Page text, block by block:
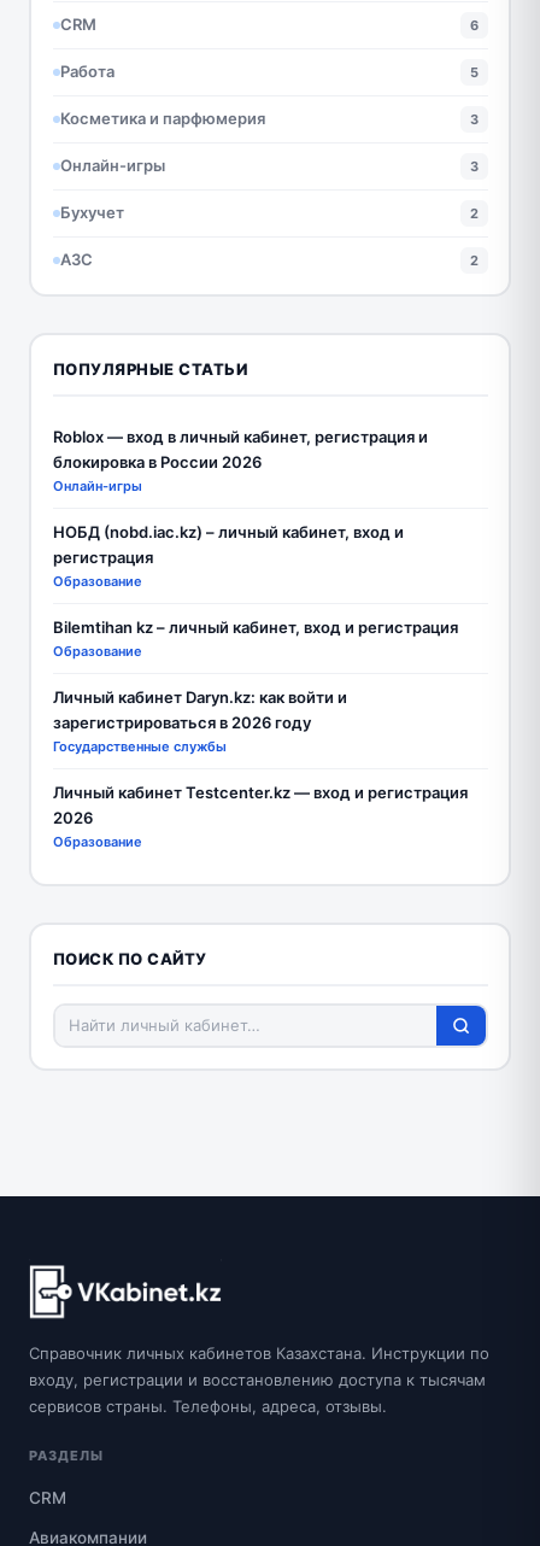
CRM 6
Работа 5
Косметика и парфюмерия 3
Онлайн-игры 3
Бухучет 2
АЗС 2
ПОПУЛЯРНЫЕ СТАТЬИ
Roblox — вход в личный кабинет, регистрация и
блокировка в России 2026
Онлайн-игры
НОБД (nobd.iac.kz) – личный кабинет, вход и
регистрация
Образование
Bilemtihan kz – личный кабинет, вход и регистрация
Образование
Личный кабинет Daryn.kz: как войти и
зарегистрироваться в 2026 году
Государственные службы
Личный кабинет Testcenter.kz — вход и регистрация
2026
Образование
ПОИСК ПО САЙТУ
Справочник личных кабинетов Казахстана. Инструкции по
входу, регистрации и восстановлению доступа к тысячам
сервисов страны. Телефоны, адреса, отзывы.
РАЗДЕЛЫ
CRM
Авиакомпании